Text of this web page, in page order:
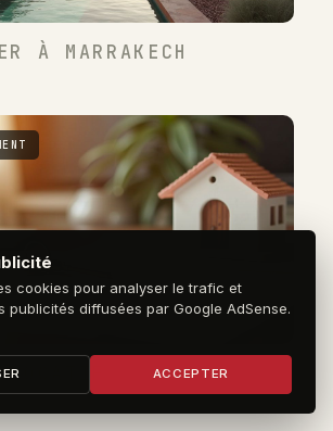
À MARRAKECH
cookies pour analyser le trafic et
publicités diffusées par Google AdSense.
ACCEPTER